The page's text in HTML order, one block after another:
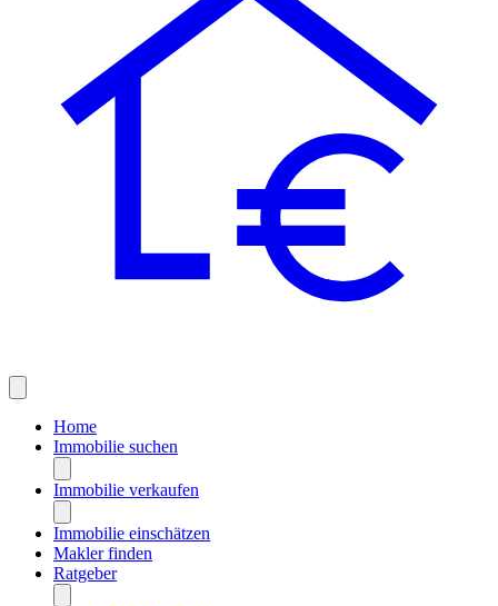
Home
Immobilie suchen
Immobilie verkaufen
Immobilie einschätzen
Makler finden
Ratgeber